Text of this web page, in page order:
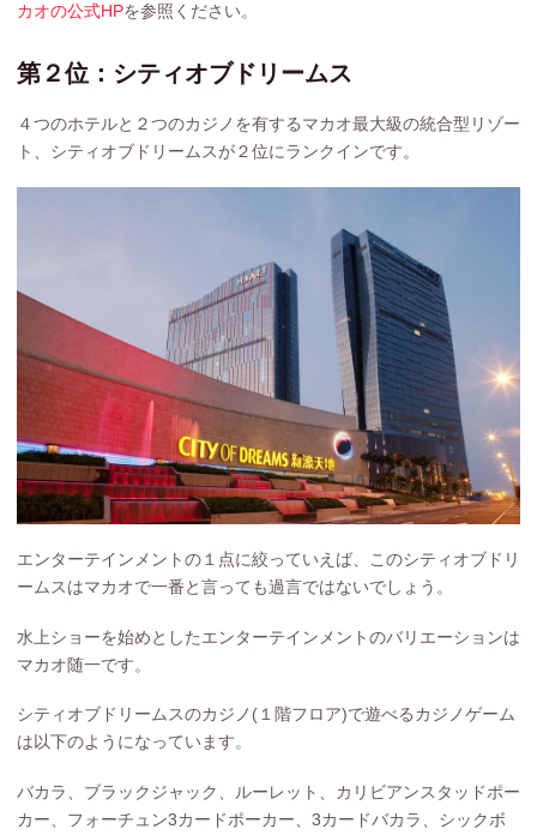
カオの公式HPを参照ください。
第２位：シティオブドリームス
４つのホテルと２つのカジノを有するマカオ最大級の統合型リゾー
ト、シティオブドリームスが２位にランクインです。
エンターテインメントの１点に絞っていえば、このシティオブドリ
ームスはマカオで一番と言っても過言ではないでしょう。
水上ショーを始めとしたエンターテインメントのバリエーションは
マカオ随一です。
シティオブドリームスのカジノ(１階フロア)で遊べるカジノゲーム
は以下のようになっています。
バカラ、ブラックジャック、ルーレット、カリビアンスタッドポー
カー、フォーチュン3カードポーカー、3カードバカラ、シックボ